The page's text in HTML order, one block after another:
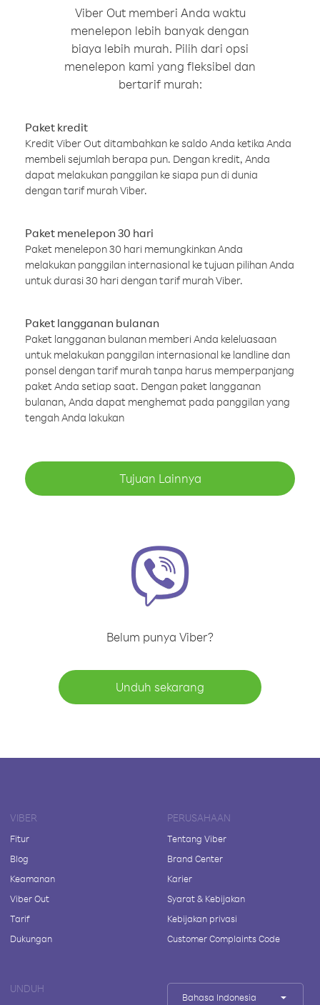
Viber Out memberi Anda waktu
menelepon lebih banyak dengan
biaya lebih murah. Pilih dari opsi
menelepon kami yang fleksibel dan
bertarif murah:
Paket kredit
Kredit Viber Out ditambahkan ke saldo Anda ketika Anda
membeli sejumlah berapa pun. Dengan kredit, Anda
dapat melakukan panggilan ke siapa pun di dunia
dengan tarif murah Viber.
Paket menelepon 30 hari
Paket menelepon 30 hari memungkinkan Anda
melakukan panggilan internasional ke tujuan pilihan Anda
untuk durasi 30 hari dengan tarif murah Viber.
Paket langganan bulanan
Paket langganan bulanan memberi Anda keleluasaan
untuk melakukan panggilan internasional ke landline dan
ponsel dengan tarif murah tanpa harus memperpanjang
paket Anda setiap saat. Dengan paket langganan
bulanan, Anda dapat menghemat pada panggilan yang
tengah Anda lakukan
Tujuan Lainnya
Belum punya Viber?
Unduh sekarang
VIBER
Fitur
Blog
Keamanan
Viber Out
Tarif
Dukungan
PERUSAHAAN
Tentang Viber
Brand Center
Karier
Syarat & Kebijakan
Kebijakan privasi
Customer Complaints Code
UNDUH
Bahasa Indonesia